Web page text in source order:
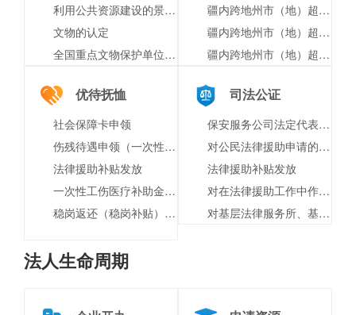
利用公共资源建设的景区门票价格及景区内交通运输服务价格
文物的认定
全国重点文物保护单位、省级及以下文物保护单位（含省级水下文物保护单位、水下文物保护区）的认定
疆内跨地州市（地）超限（超重）运输车辆行驶公路的审批（申请延续）
疆内跨地州市（地）超限（超重）运输车辆行驶公路的审批（初次申请）
疆内跨地州市（地）超限（超重）运输车辆行驶公路的审批（车辆变更）
优待抚恤
社会保障卡申领
伤残待遇申领（一次性伤残补助金、伤残津贴和生活护理费）
法律援助补贴发放
一次性工伤医疗补助金申请
稳岗返还（稳岗补贴）申领
司法公证
保安服务公司法定代表人变更许可
对公民法律援助申请的审批
法律援助补贴发放
对在法律援助工作中作出突出贡献的组织和个人进行表彰奖励
对基层法律服务所、基层法律服务工作者进行表彰奖励
法人生命周期